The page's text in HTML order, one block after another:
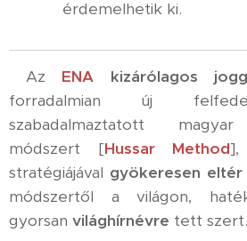
érdemelhetik ki.
Az ENA kizárólagos
forradalmian új
szabadalmaztatott magyar
módszert [Hussar Method],
stratégiájával gyökeresen eltér
módszertől a világon,
gyorsan világhírnévre tett szert.